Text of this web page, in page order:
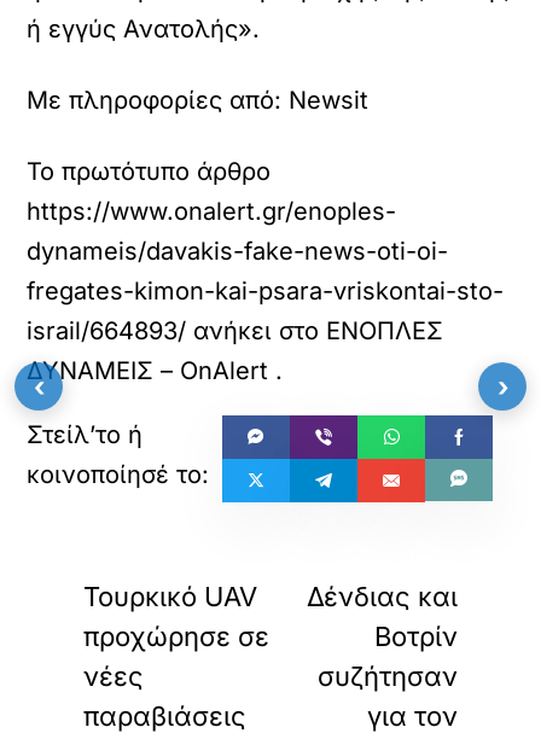
ή εγγύς Ανατολής».
Με πληροφορίες από: Newsit
Το πρωτότυπο άρθρο
https://www.onalert.gr/enoples-
dynameis/davakis-fake-news-oti-oi-
fregates-kimon-kai-psara-vriskontai-sto-
israil/664893/ ανήκει στο ΕΝΟΠΛΕΣ
ΔΥΝΑΜΕΙΣ – OnAlert .
Τουρκικό UAV
προχώρησε σε
νέες
παραβιάσεις
Δένδιας και
Βοτρίν
συζήτησαν
για τον
‹ ›